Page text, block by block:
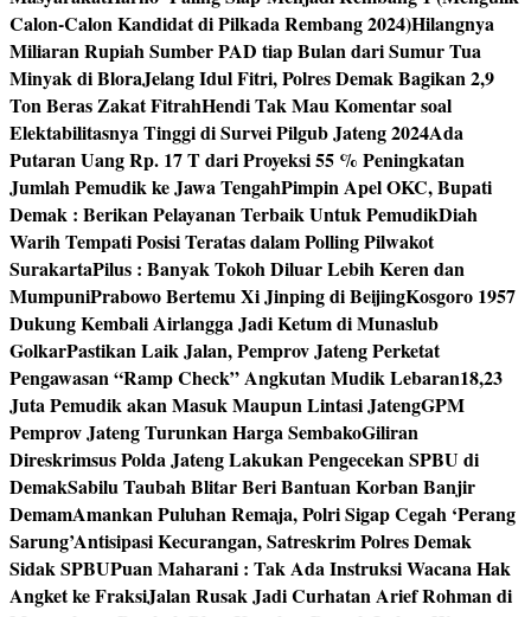
Calon-Calon Kandidat di Pilkada Rembang 2024)Hilangnya
Miliaran Rupiah Sumber PAD tiap Bulan dari Sumur Tua
Minyak di BloraJelang Idul Fitri, Polres Demak Bagikan 2,9
Ton Beras Zakat FitrahHendi Tak Mau Komentar soal
Elektabilitasnya Tinggi di Survei Pilgub Jateng 2024Ada
Putaran Uang Rp. 17 T dari Proyeksi 55 % Peningkatan
Jumlah Pemudik ke Jawa TengahPimpin Apel OKC, Bupati
Demak : Berikan Pelayanan Terbaik Untuk PemudikDiah
Warih Tempati Posisi Teratas dalam Polling Pilwakot
SurakartaPilus : Banyak Tokoh Diluar Lebih Keren dan
MumpuniPrabowo Bertemu Xi Jinping di BeijingKosgoro 1957
Dukung Kembali Airlangga Jadi Ketum di Munaslub
GolkarPastikan Laik Jalan, Pemprov Jateng Perketat
Pengawasan “Ramp Check” Angkutan Mudik Lebaran18,23
Juta Pemudik akan Masuk Maupun Lintasi JatengGPM
Pemprov Jateng Turunkan Harga SembakoGiliran
Direskrimsus Polda Jateng Lakukan Pengecekan SPBU di
DemakSabilu Taubah Blitar Beri Bantuan Korban Banjir
DemamAmankan Puluhan Remaja, Polri Sigap Cegah ‘Perang
Sarung’Antisipasi Kecurangan, Satreskrim Polres Demak
Sidak SPBUPuan Maharani : Tak Ada Instruksi Wacana Hak
Angket ke FraksiJalan Rusak Jadi Curhatan Arief Rohman di